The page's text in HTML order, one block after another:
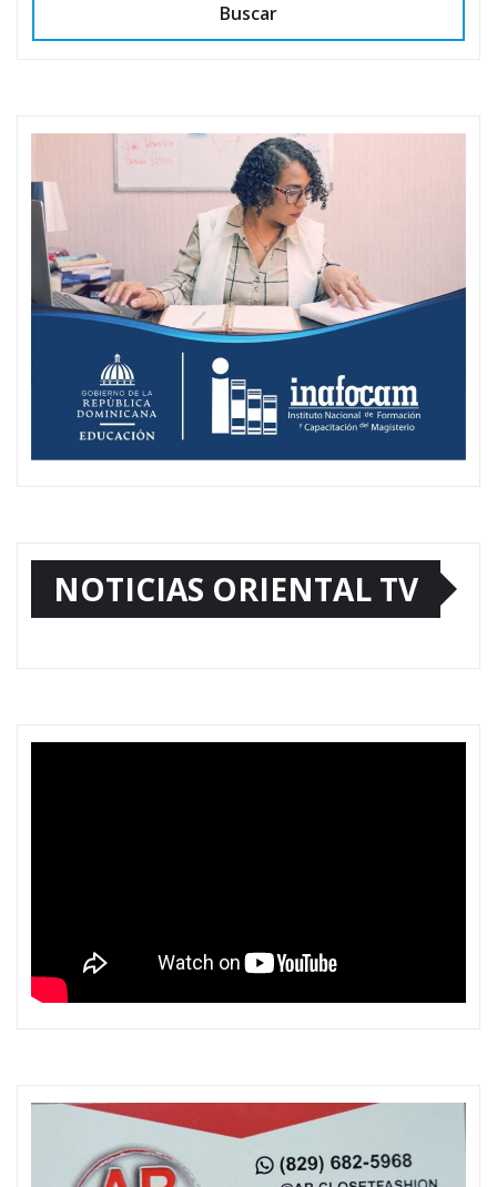
Buscar
NOTICIAS ORIENTAL TV